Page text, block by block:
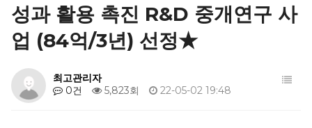
성과 활용 촉진 R&D 중개연구 사
업 (84억/3년) 선정★
최고관리자
0건
5,823회 22-05-02 19:48